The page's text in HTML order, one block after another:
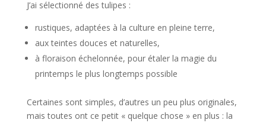
J’ai sélectionné des tulipes :
rustiques, adaptées à la culture en pleine terre,
aux teintes douces et naturelles,
à floraison échelonnée, pour étaler la magie du
printemps le plus longtemps possible
Certaines sont simples, d’autres un peu plus originales,
mais toutes ont ce petit « quelque chose » en plus : la